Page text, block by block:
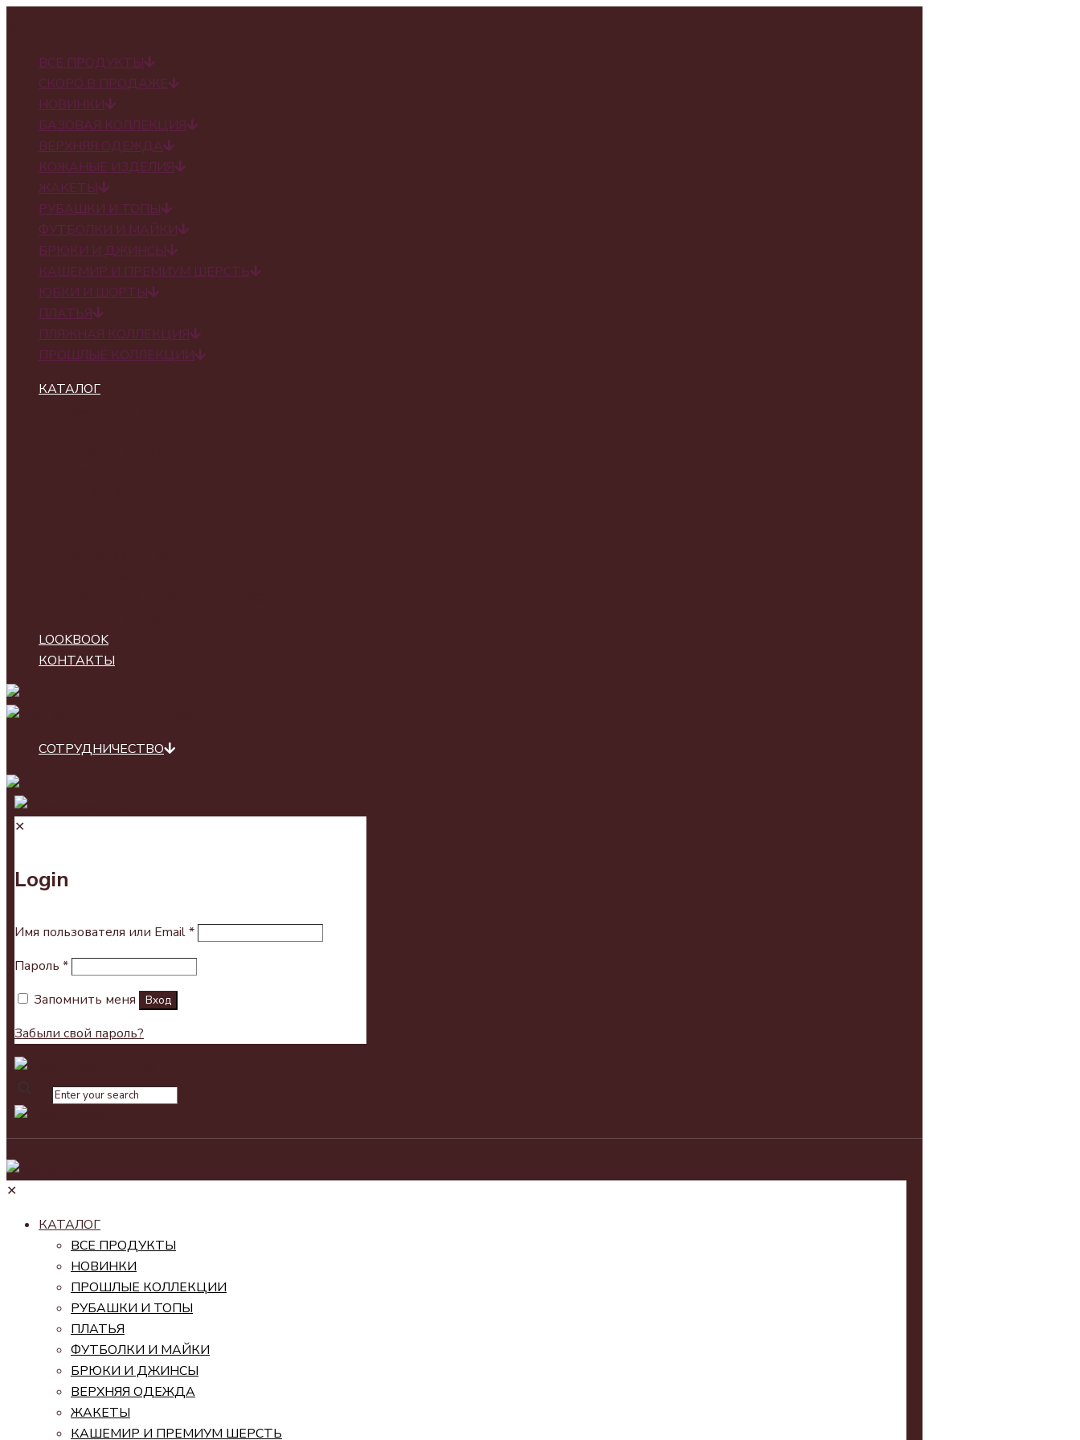
ВСЕ ПРОДУКТЫ
СКОРО В ПРОДАЖЕ
НОВИНКИ
БАЗОВАЯ КОЛЛЕКЦИЯ
ВЕРХНЯЯ ОДЕЖДА
КОЖАНЫЕ ИЗДЕЛИЯ
ЖАКЕТЫ
РУБАШКИ И ТОПЫ
ФУТБОЛКИ И МАЙКИ
БРЮКИ И ДЖИНСЫ
КАШЕМИР И ПРЕМИУМ ШЕРСТЬ
ЮБКИ И ШОРТЫ
ПЛАТЬЯ
ПЛЯЖНАЯ КОЛЛЕКЦИЯ
ПРОШЛЫЕ КОЛЛЕКЦИИ
КАТАЛОГ
LOOKBOOK
КОНТАКТЫ
СОТРУДНИЧЕСТВО
✕
Login
Имя пользователя или Email*
Пароль *
Запомнить меня
Вход
Забыли свой пароль?
✕
КАТАЛОГ
ВСЕ ПРОДУКТЫ
НОВИНКИ
ПРОШЛЫЕ КОЛЛЕКЦИИ
РУБАШКИ И ТОПЫ
ПЛАТЬЯ
ФУТБОЛКИ И МАЙКИ
БРЮКИ И ДЖИНСЫ
ВЕРХНЯЯ ОДЕЖДА
ЖАКЕТЫ
КАШЕМИР И ПРЕМИУМ ШЕРСТЬ